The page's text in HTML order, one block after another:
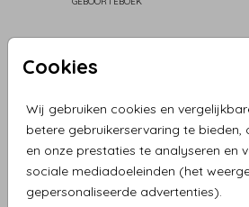
Cookies
Wij gebruiken cookies en
betere gebruikerservaring te bieden,
en onze prestaties te analyseren en
sociale mediadoeleinden (het
gepersonaliseerde advertenties).